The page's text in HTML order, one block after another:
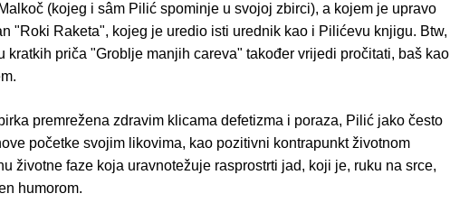
(kojeg i sâm Pilić spominje u svojoj zbirci), a kojem je upravo
"Roki Raketa", kojeg je uredio isti urednik kao i Pilićevu knjigu. Btw,
kratkih priča "Groblje manjih careva" također vrijedi pročitati, baš kao
premrežena zdravim klicama defetizma i poraza, Pilić jako često
početke svojim likovima, kao pozitivni kontrapunkt životnom
životne faze koja uravnotežuje rasprostrti jad, koji je, ruku na srce,
humorom.